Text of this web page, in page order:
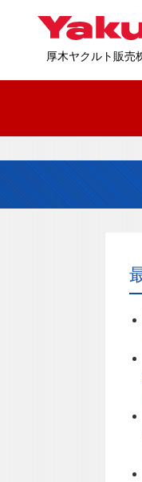
厚木ヤクルト販売